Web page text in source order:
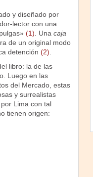
y diseñado por
lector con una
(1) . Una caja
de un original modo
detención (2)
libro: la de las
Luego en las
del Mercado, estas
y surrealistas
Lima con tal
tienen origen: